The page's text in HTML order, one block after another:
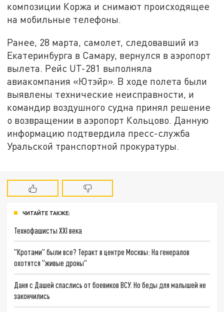
композиции Коржа и снимают происходящее
на мобильные телефоны.
Ранее, 28 марта, самолет, следовавший из
Екатеринбурга в Самару, вернулся в аэропорт
вылета. Рейс UT-281 выполняла
авиакомпания «Ютэйр». В ходе полета были
выявлены технические неисправности, и
командир воздушного судна принял решение
о возвращении в аэропорт Кольцово. Данную
информацию подтвердила пресс-служба
Уральской транспортной прокуратуры.
ЧИТАЙТЕ ТАКЖЕ:
Технофашисты XXI века
"Кротами" были все? Теракт в центре Москвы: На генералов
охотятся "живые дроны"
Даня с Дашей спаслись от боевиков ВСУ. Но беды для малышей не
закончились